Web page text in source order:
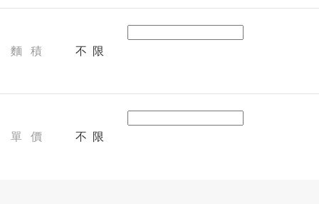
麵 積 不 限
單 價 不 限